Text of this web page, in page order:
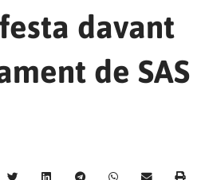
davant
de SAS